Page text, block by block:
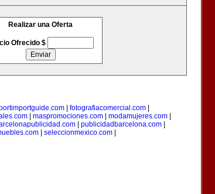
Realizar una Oferta
Ofrecido $
fotografiacomercial.com
maspromociones.com modamujeres.com
| publicidadbarcelona.com|
| seleccionmexico.com|